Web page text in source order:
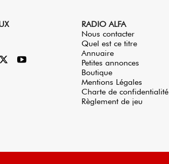
RADIO ALFA
Nous contacter
Quel est ce titre
Annuaire
Petites annonces
Boutique
Mentions Légales
Charte de confidentialité
Règlement de jeu